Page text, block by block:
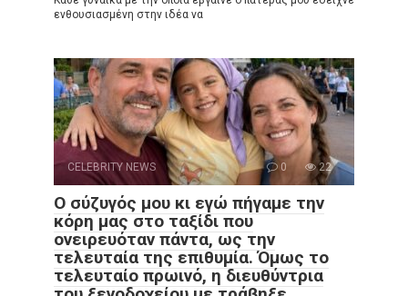
ενθουσιασμένη στην ιδέα να
CELEBRITY NEWS 0 22
Ο σύζυγός μου κι εγώ πήγαμε την
κόρη μας στο ταξίδι που
ονειρευόταν πάντα, ως την
τελευταία της επιθυμία. Όμως το
τελευταίο πρωινό, η διευθύντρια